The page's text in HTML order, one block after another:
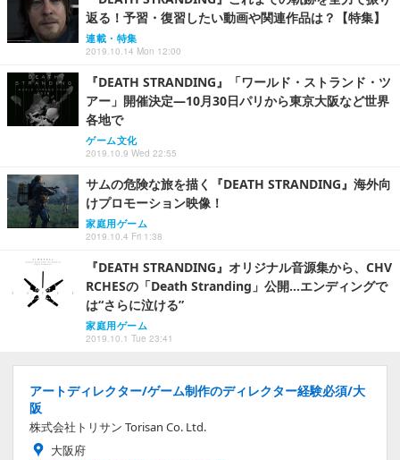
返る！予習・復習したい動画や関連作品は？【特集】
連載・特集
2019.10.14 Mon 12:00
『DEATH STRANDING』「ワールド・ストランド・ツ
アー」開催決定―10月30日パリから東京大阪など世界
各地で
ゲーム文化
2019.10.9 Wed 22:55
サムの危険な旅を描く『DEATH STRANDING』海外向
けプロモーション映像！
家庭用ゲーム
2019.10.4 Fri 1:38
『DEATH STRANDING』オリジナル音源集から、CHV
RCHESの「Death Stranding」公開…エンディングで
は“さらに泣ける”
家庭用ゲーム
2019.10.1 Tue 23:41
アートディレクター/ゲーム制作のディレクター経験必須/大
阪
株式会社トリサン Torisan Co. Ltd.
大阪府